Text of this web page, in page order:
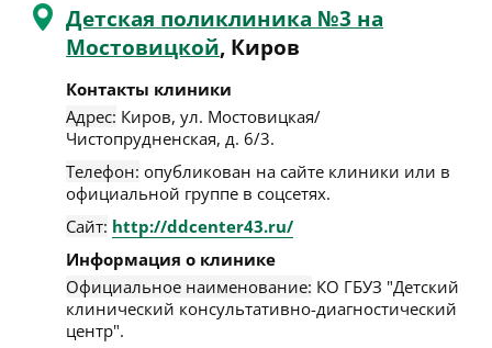
Детская поликлиника №3 на
Мостовицкой, Киров
Контакты клиники
Адрес: Киров, ул. Мостовицкая/
Чистопрудненская, д. 6/3.
Телефон: опубликован на сайте клиники или в
официальной группе в соцсетях.
Сайт: http://ddcenter43.ru/
Информация о клинике
Официальное наименование: КО ГБУЗ "Детский
клинический консультативно-диагностический
центр".